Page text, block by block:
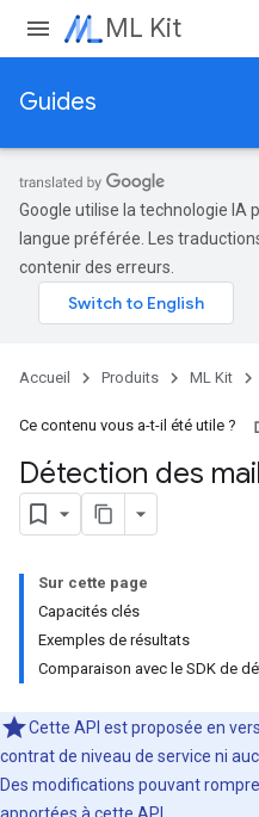
ML Kit
Guides
Google utilise la technologie IA
langue préférée. Les
contenir des erreurs.
Accueil Produits ML Kit
Ce contenu vous a-t-il été utile ?
Détection des
Sur cette page
Capacités clés
Exemples de résultats
Comparaison avec le SDK de
Cette API est proposée en
contrat de niveau de service ni
Des modifications pouvant